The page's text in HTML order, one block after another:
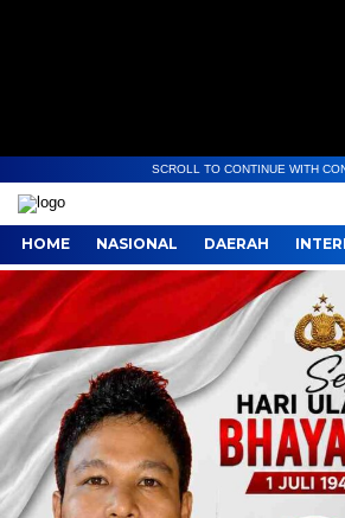
SCROLL TO CONTINUE WITH
HOME NASIONAL DAERAH